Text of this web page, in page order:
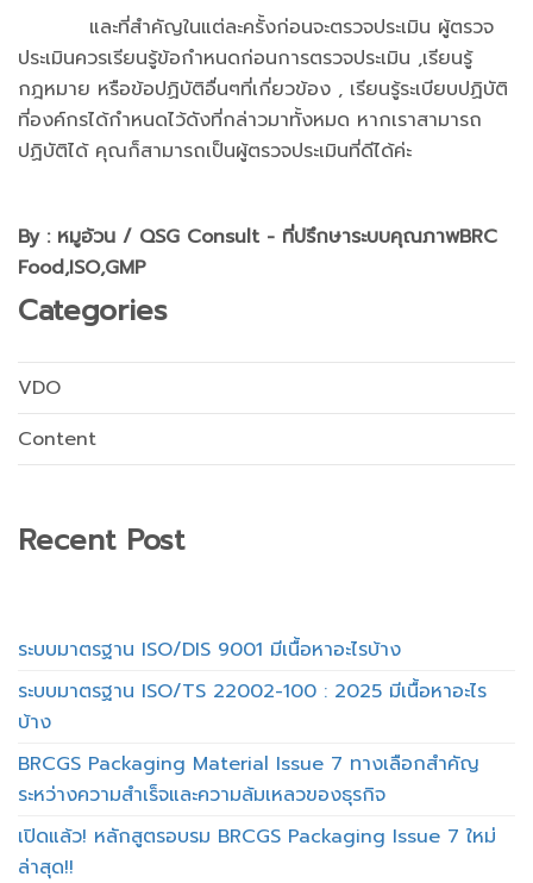
และที่สำคัญในแต่ละครั้งก่อนจะตรวจประเมิน ผู้ตรวจ
ประเมินควรเรียนรู้ข้อกำหนดก่อนการตรวจประเมิน ,เรียนรู้
กฎหมาย หรือข้อปฏิบัติอื่นๆที่เกี่ยวข้อง , เรียนรู้ระเบียบปฏิบัติ
ที่องค์กรได้กำหนดไว้ดังที่กล่าวมาทั้งหมด หากเราสามารถ
ปฏิบัติได้ คุณก็สามารถเป็นผู้ตรวจประเมินที่ดีได้ค่ะ
By : หมูอ้วน / QSG Consult - ที่ปรึกษาระบบคุณภาพBRC
Food,ISO,GMP
Categories
VDO
Content
Recent Post
ระบบมาตรฐาน ISO/DIS 9001 มีเนื้อหาอะไรบ้าง
ระบบมาตรฐาน ISO/TS 22002-100 : 2025 มีเนื้อหาอะไร
บ้าง
BRCGS Packaging Material Issue 7 ทางเลือกสำคัญ
ระหว่างความสำเร็จและความล้มเหลวของธุรกิจ
เปิดแล้ว! หลักสูตรอบรม BRCGS Packaging Issue 7 ใหม่
ล่าสุด!!